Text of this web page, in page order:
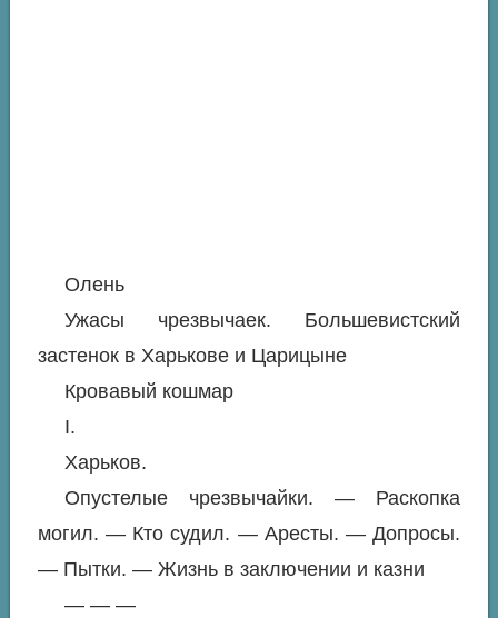
Олень
Ужасы чрезвычаек. Большевистский
застенок в Харькове и Царицыне
Кровавый кошмар
I.
Харьков.
Опустелые чрезвычайки. — Раскопка
могил. — Кто судил. — Аресты. — Допросы.
— Пытки. — Жизнь в заключении и казни
— — —